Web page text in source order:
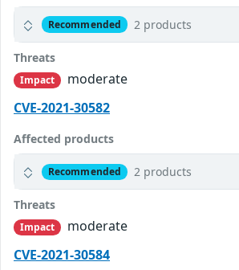
Recommended 2 products
Threats
Impact
moderate
CVE-2021-30582
Affected products
Recommended 2 products
Threats
Impact
moderate
CVE-2021-30584